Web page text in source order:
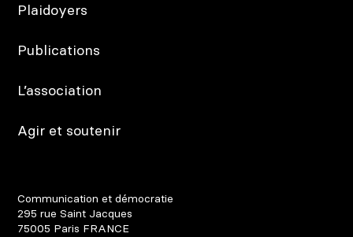
Plaidoyers
Publications
L’association
Agir et soutenir
Communication et démocratie
295 rue Saint Jacques
75005 Paris FRANCE